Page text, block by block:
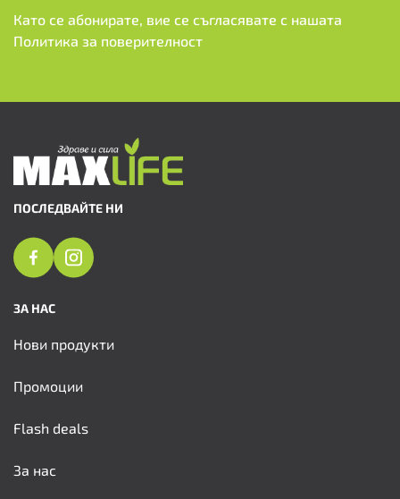
Като се абонирате, вие се съгласявате с нашата
Политика за поверителност
ПОСЛЕДВАЙТЕ НИ
ЗА НАС
Нови продукти
Промоции
Flash deals
За нас